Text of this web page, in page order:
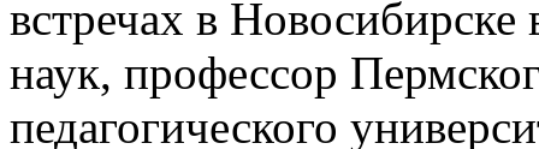
встречах в Новосибирске
наук, профессор
педагогического